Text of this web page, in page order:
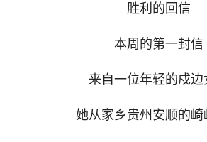
胜利的回信
本周的第一封信
来自一位年轻的戍边
她从家乡贵州安顺的崎